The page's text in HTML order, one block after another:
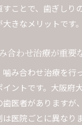
ことで、歯ぎしり
きなメリットです。
合わせ治療が重要
み合わせ治療を行
ントです。大阪府
医者がありますが
医院ごとに異なり